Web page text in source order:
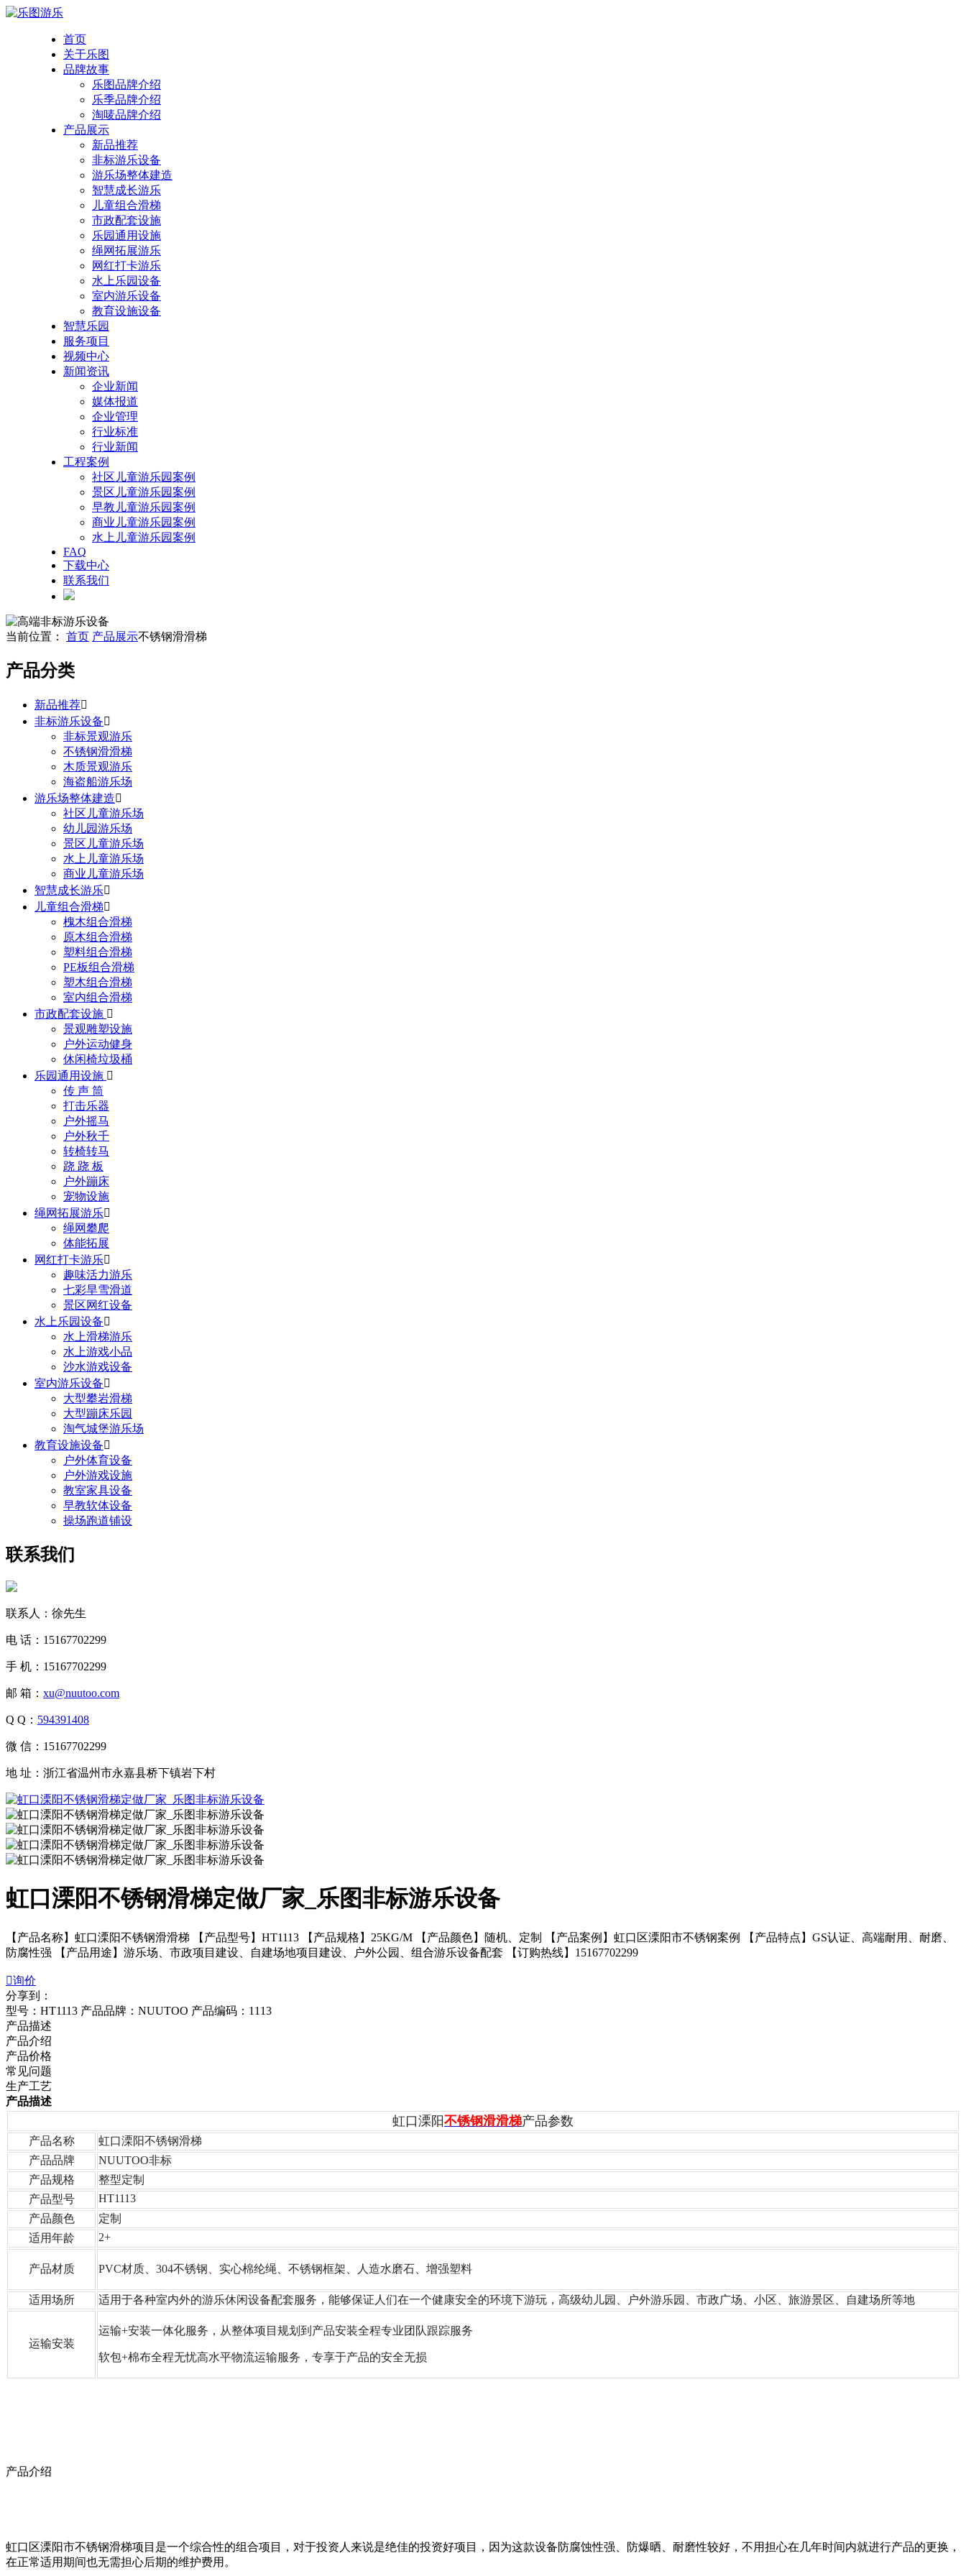
首页
关于乐图
品牌故事
乐图品牌介绍
乐季品牌介绍
淘唛品牌介绍
产品展示
新品推荐
非标游乐设备
游乐场整体建造
智慧成长游乐
儿童组合滑梯
市政配套设施
乐园通用设施
绳网拓展游乐
网红打卡游乐
水上乐园设备
室内游乐设备
教育设施设备
智慧乐园
服务项目
视频中心
新闻资讯
企业新闻
媒体报道
企业管理
行业标准
行业新闻
工程案例
社区儿童游乐园案例
景区儿童游乐园案例
早教儿童游乐园案例
商业儿童游乐园案例
水上儿童游乐园案例
FAQ
下载中心
联系我们
当前位置： 首页 产品展示不锈钢滑滑梯
产品分类
新品推荐
非标游乐设备
非标景观游乐
不锈钢滑滑梯
木质景观游乐
海盗船游乐场
游乐场整体建造
社区儿童游乐场
幼儿园游乐场
景区儿童游乐场
水上儿童游乐场
商业儿童游乐场
智慧成长游乐
儿童组合滑梯
槐木组合滑梯
原木组合滑梯
塑料组合滑梯
PE板组合滑梯
塑木组合滑梯
室内组合滑梯
市政配套设施 
景观雕塑设施
户外运动健身
休闲椅垃圾桶
乐园通用设施 
传 声 筒
打击乐器
户外摇马
户外秋千
转椅转马
跷 跷 板
户外蹦床
宠物设施
绳网拓展游乐
绳网攀爬
体能拓展
网红打卡游乐
趣味活力游乐
七彩旱雪滑道
景区网红设备
水上乐园设备
水上滑梯游乐
水上游戏小品
沙水游戏设备
室内游乐设备
大型攀岩滑梯
大型蹦床乐园
淘气城堡游乐场
教育设施设备
户外体育设备
户外游戏设施
教室家具设备
早教软体设备
操场跑道铺设
联系我们
联系人：徐先生
电 话：15167702299
手 机：15167702299
邮 箱： xu@nuutoo.com
Q Q： 594391408
微 信：15167702299
地 址：浙江省温州市永嘉县桥下镇岩下村
虹口溧阳不锈钢滑梯定做厂家_乐图非标游乐设备
【产品名称】虹口溧阳不锈钢滑滑梯 【产品型号】HT1113 【产品规格】25KG/M 【产品颜色】随机、定制 【产品案例】虹口区溧阳市不锈钢案例 【产品特点】GS认证、高端耐用、耐磨、
防腐性强 【产品用途】游乐场、市政项目建设、自建场地项目建设、户外公园、组合游乐设备配套 【订购热线】15167702299
询价
分享到：
型号：HT1113 产品品牌：NUUTOO 产品编码：1113
产品描述
产品介绍
产品价格
常见问题
生产工艺
产品描述
虹口溧阳不锈钢滑滑梯产品参数
产品名称
虹口溧阳不锈钢滑梯
产品品牌
NUUTOO非标
产品规格
整型定制
产品型号
HT1113
产品颜色
定制
适用年龄
2+
产品材质 PVC材质、304不锈钢 实心棉纶绳、不锈钢框架、 人造水磨石、增强塑料
适用场所 适用于各种室内外的游乐休闲设备配套服务，能够保证人们在一个健康安全的环境下游玩，高级幼儿园、户外游乐园、市政广场、小区、旅游景区、自建场所等地
运输安装
运输+安装一体化服务，从整体项目规划到产品安装全程专业团队跟踪服务
软包+棉布全程无忧高水平物流运输服务，专享于产品的安全无损
产品介绍
虹口区溧阳市不锈钢滑梯项目是一个综合性的组合项目，对于投资人来说是绝佳的投资好项目，因为这款设备防腐蚀性强、防爆晒、耐磨性较好，不用担心在几年时间内就进行产品的更换，
在正常适用期间也无需担心后期的维护费用。